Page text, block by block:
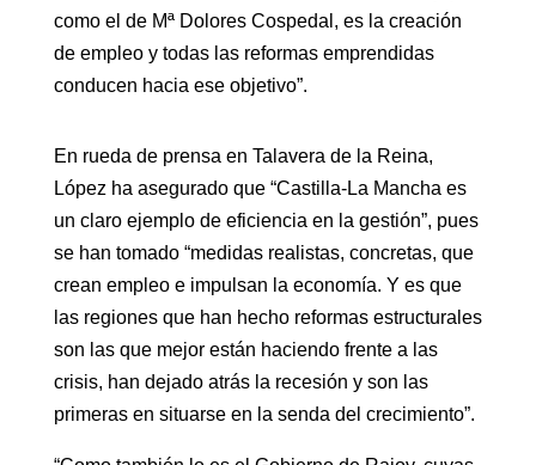
como el de Mª Dolores Cospedal, es la creación
de empleo y todas las reformas emprendidas
conducen hacia ese objetivo”.
En rueda de prensa en Talavera de la Reina,
López ha asegurado que “Castilla-La Mancha es
un claro ejemplo de eficiencia en la gestión”, pues
se han tomado “medidas realistas, concretas, que
crean empleo e impulsan la economía. Y es que
las regiones que han hecho reformas estructurales
son las que mejor están haciendo frente a las
crisis, han dejado atrás la recesión y son las
primeras en situarse en la senda del crecimiento”.